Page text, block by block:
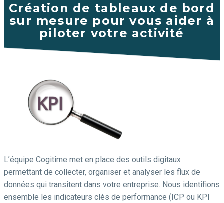
Création de tableaux de bord
sur mesure pour vous aider à
piloter votre activité
L’équipe Cogitime met en place des outils digitaux
permettant de collecter, organiser et analyser les flux de
données qui transitent dans votre entreprise. Nous identifions
ensemble les indicateurs clés de performance (ICP ou KPI